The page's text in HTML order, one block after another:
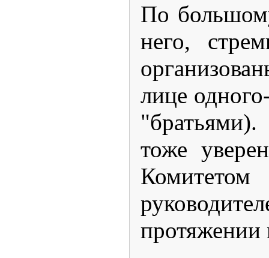
По
него,
лице
тоже
протяжении